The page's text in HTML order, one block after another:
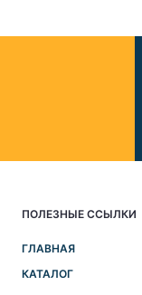
ПОЛЕЗНЫЕ ССЫЛКИ
ГЛАВНАЯ
КАТАЛОГ